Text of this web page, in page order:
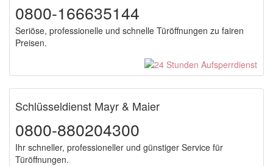
0800-166635144
Seriöse, professionelle und schnelle Türöffnungen zu fairen
Preisen.
Schlüsseldienst Mayr & Maier
0800-880204300
Ihr schneller, professioneller und günstiger Service für
Türöffnungen.